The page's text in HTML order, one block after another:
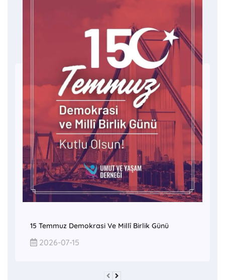
15 Temmuz Demokrasi Ve Millî Birlik Günü
2026-07-15